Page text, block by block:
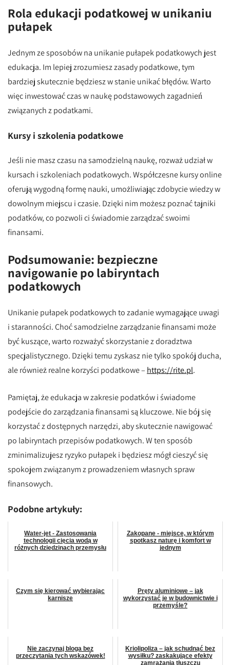
Rola edukacji podatkowej w unikaniu
pułapek
Jednym ze sposobów na unikanie pułapek podatkowych jest
edukacja. Im lepiej zrozumiesz zasady podatkowe, tym
bardziej skutecznie będziesz w stanie unikać błędów. Warto
więc inwestować czas w naukę podstawowych zagadnień
związanych z podatkami.
Kursy i szkolenia podatkowe
Jeśli nie masz czasu na samodzielną naukę, rozważ udział w
kursach i szkoleniach podatkowych. Współczesne kursy online
oferują wygodną formę nauki, umożliwiając zdobycie wiedzy w
dowolnym miejscu i czasie. Dzięki nim możesz poznać tajniki
podatków, co pozwoli ci świadomie zarządzać swoimi
finansami.
Podsumowanie: bezpieczne
navigowanie po labiryntach
podatkowych
Unikanie pułapek podatkowych to zadanie wymagające uwagi
i staranności. Choć samodzielne zarządzanie finansami może
być kuszące, warto rozważyć skorzystanie z doradztwa
specjalistycznego. Dzięki temu zyskasz nie tylko spokój ducha,
ale również realne korzyści podatkowe – https://rite.pl.
Pamiętaj, że edukacja w zakresie podatków i świadome
podejście do zarządzania finansami są kluczowe. Nie bój się
korzystać z dostępnych narzędzi, aby skutecznie nawigować
po labiryntach przepisów podatkowych. W ten sposób
zminimalizujesz ryzyko pułapek i będziesz mógł cieszyć się
spokojem związanym z prowadzeniem własnych spraw
finansowych.
Podobne artykuły:
Water-jet - Zastosowania
technologii cięcia wodą w
różnych dziedzinach przemysłu
Zakopane - miejsce, w którym
spotkasz naturę i komfort w
jednym
Czym się kierować wybierając
karnisze
Pręty aluminiowe – jak
wykorzystać je w budownictwie i
przemyśle?
Nie zaczynaj bloga bez
przeczytania tych wskazówek!
Kriolipoliza – jak schudnąć bez
wysiłku? zaskakujące efekty
zamrażania tłuszczu